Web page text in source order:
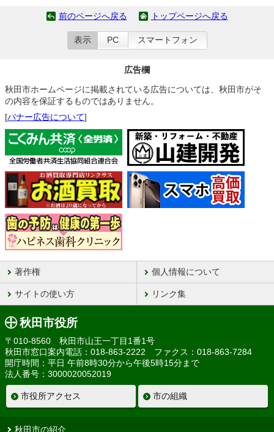
前のページへ戻る トップページへ戻る
表示 PC スマートフォン
広告欄
秋田市ホームページに掲載されている広告については、秋田市がそ
の内容を保証するものではありません。
[バナー広告について]
著作権 個人情報について
サイトの使い方 リンク集
秋田市役所
〒010-8560 秋田市山王一丁目1番1号
秋田市窓口案内電話：018-863-2222 ファクス：018-863-7284
開庁時間：平日 午前8時30分から午後5時15分まで
法人番号：3000020052019
市役所アクセス 市の組織
秋田市の紹介